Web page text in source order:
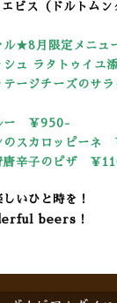
ビス（ドルトムン
ル★8 月限定メニュ
シュ ラタトゥイ
テージチーズのサ
ー ￥950-
のスカロッピーネ
唐辛子のピザ ￥
いひと時を！
beers！